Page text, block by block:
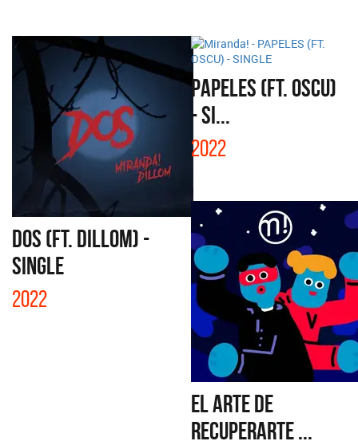
DOS (FT. DILLOM) -
SINGLE
2022
PAPELES (FT. OSCU)
- SI...
2022
EL ARTE DE
RECUPERARTE ...